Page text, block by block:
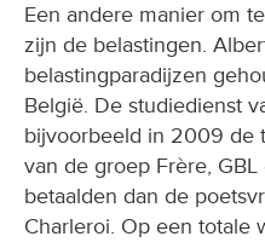
Een andere manier om
zijn de belastingen.
belastingparadijzen
België. De studiedienst
bijvoorbeeld in 2009 de
van de groep Frère,
betaalden dan de
Charleroi. Op een totale